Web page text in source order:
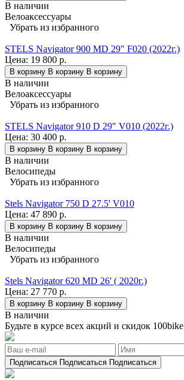
В наличии
Велоаксессуары
Убрать из избранного
STELS Navigator 900 MD 29" F020 (2022г.)
Цена: 19 800 р.
В корзину В корзину В корзину
В наличии
Велоаксессуары
Убрать из избранного
STELS Navigator 910 D 29" V010 (2022г.)
Цена: 30 400 р.
В корзину В корзину В корзину
В наличии
Велосипеды
Убрать из избранного
Stels Navigator 750 D 27.5' V010
Цена: 47 890 р.
В корзину В корзину В корзину
В наличии
Велосипеды
Убрать из избранного
Stels Navigator 620 MD 26' ( 2020г.)
Цена: 27 770 р.
В корзину В корзину В корзину
В наличии
Будьте в курсе всех акций и скидок 100bike
Подписаться Подписаться Подписаться